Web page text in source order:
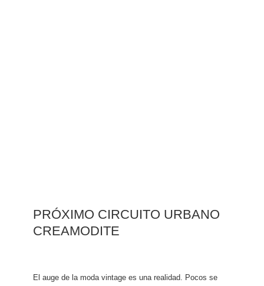
PRÓXIMO CIRCUITO URBANO
CREAMODITE
El auge de la moda vintage es una realidad. Pocos se